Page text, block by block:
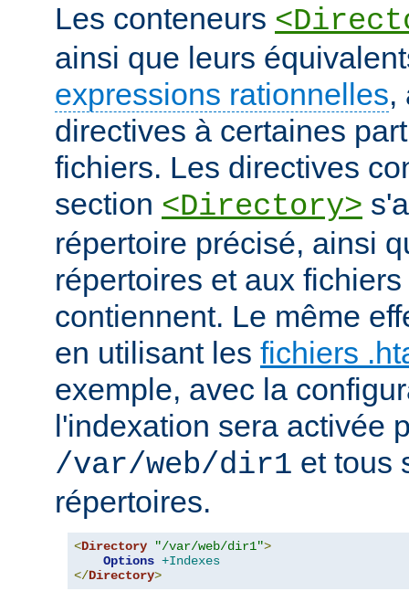
Les conteneurs
ainsi que leurs
expressions rationnelles,
directives à certaines
fichiers. Les directives
section <Directory>
répertoire précisé, ainsi
répertoires et aux
contiennent. Le même
en utilisant les fichiers
exemple, avec la
l'indexation sera activée
/var/web/dir1 et tous
répertoires.
<Directory "/var/web/dir1">
Options +Indexes
</Directory>